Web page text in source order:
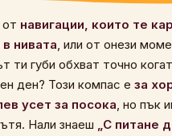
навигации, които те
нивата, или от онези
ти губи обхват точно
ден? Този компас е за
усет за посока, но пък
Нали знаеш „С питане